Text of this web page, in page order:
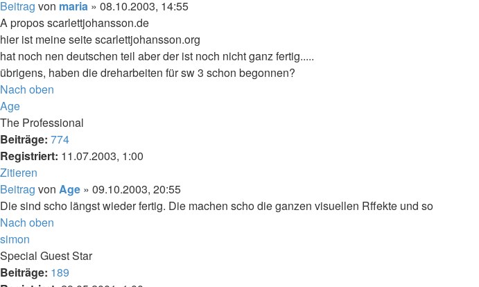
Beitrag von maria » 08.10.2003, 14:55
A propos scarlettjohansson.de
hier ist meine seite scarlettjohansson.org
hat noch nen deutschen teil aber der ist noch nicht ganz fertig.....
übrigens, haben die dreharbeiten für sw 3 schon begonnen?
Nach oben
Age
The Professional
Beiträge: 774
Registriert: 11.07.2003, 1:00
Zitieren
Beitrag von Age » 09.10.2003, 20:55
Die sind scho längst wieder fertig. Die machen scho die ganzen visuellen Rffekte und so
Nach oben
simon
Special Guest Star
Beiträge: 189